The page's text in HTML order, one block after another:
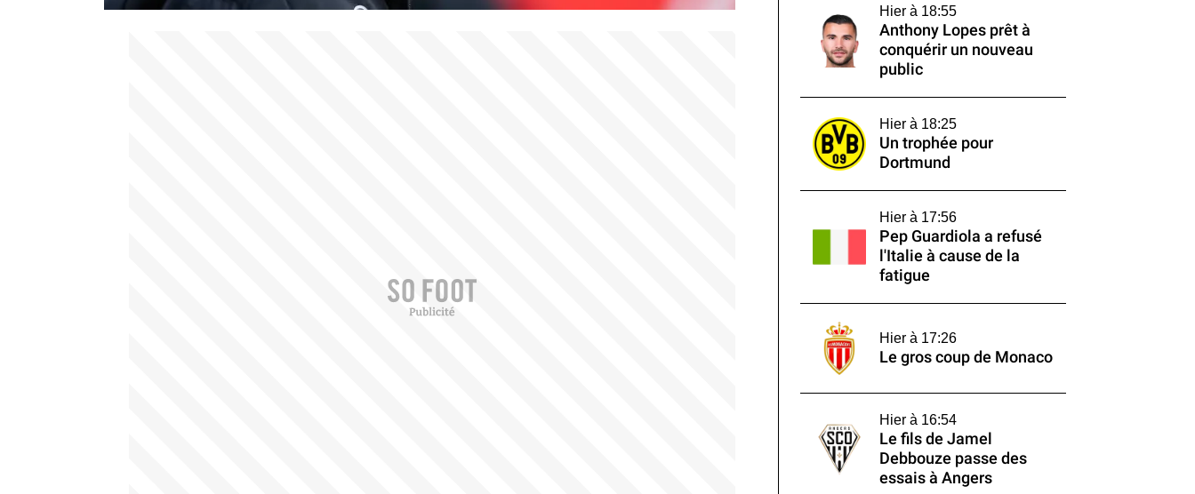
Hier à 18:55
Anthony Lopes prêt à
conquérir un nouveau
public
Hier à 18:25
Un trophée pour
Dortmund
Hier à 17:56
Pep Guardiola a refusé
l'Italie à cause de la
fatigue
Hier à 17:26
Le gros coup de Monaco
Hier à 16:54
Le fils de Jamel
Debbouze passe des
essais à Angers